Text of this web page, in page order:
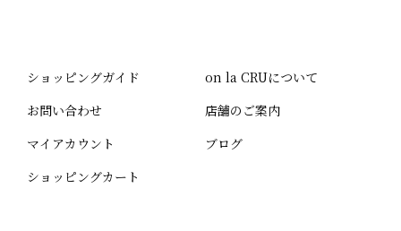
ショッピングガイド
お問い合わせ
マイアカウント
ショッピングカート
on la CRUについて
店舗のご案内
ブログ